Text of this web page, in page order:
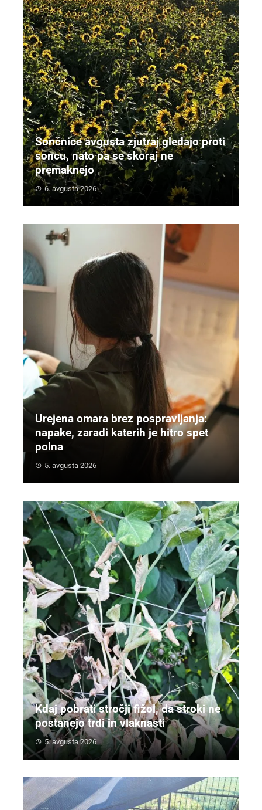
Sončnice avgusta zjutraj gledajo proti
soncu, nato pa se skoraj ne
premaknejo
6. avgusta 2026
Urejena omara brez pospravljanja:
napake, zaradi katerih je hitro spet
polna
5. avgusta 2026
Kdaj pobrati stročji fižol, da stroki ne
postanejo trdi in vlaknasti
5. avgusta 2026